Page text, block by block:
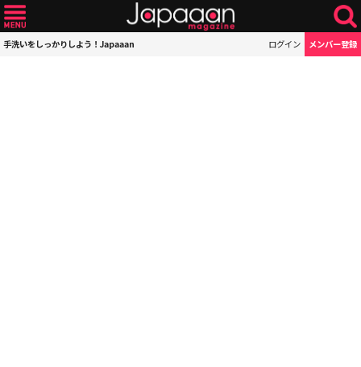
手洗いをしっかりしよう！Japaaan ログイン メンバー登録